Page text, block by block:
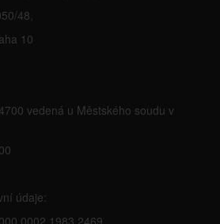
48,
10
vedená u Městského soudu v
údaje:
0002 1983 2469